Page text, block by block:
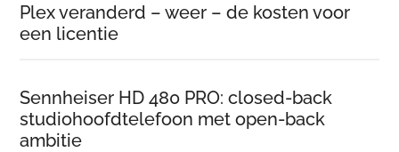
Plex veranderd – weer – de kosten voor
een licentie
Sennheiser HD 480 PRO: closed-back
studiohoofdtelefoon met open-back
ambitie